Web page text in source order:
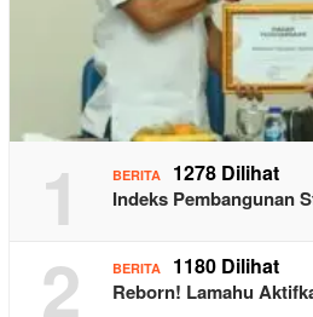
1 BERITA 1278 Dilihat
Indeks Pembangunan
2 BERITA 1180 Dilihat
Reborn! Lamahu